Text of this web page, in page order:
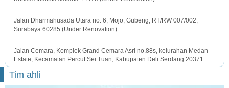
Jalan Dharmahusada Utara no. 6, Mojo, Gubeng, RT/RW 007/002,
Surabaya 60285 (Under Renovation)
Jalan Cemara, Komplek Grand Cemara Asri no.88s, kelurahan Medan
Estate, Kecamatan Percut Sei Tuan, Kabupaten Deli Serdang 20371
Tim ahli